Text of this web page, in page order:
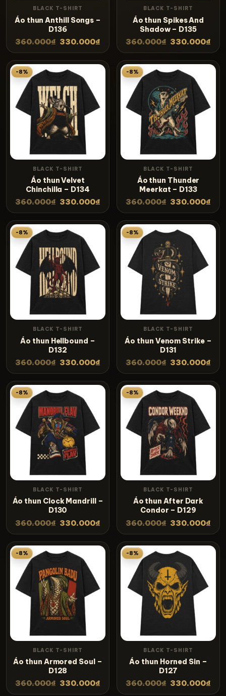
BLACK T-SHIRT
Áo thun Anthill Songs –
D136
360.000₫ 330.000₫
BLACK T-SHIRT
Áo thun Spikes And
Shadow – D135
360.000₫ 330.000₫
-8%
BLACK T-SHIRT
Áo thun Velvet
Chinchilla – D134
360.000₫ 330.000₫
-8%
BLACK T-SHIRT
Áo thun Thunder
Meerkat – D133
360.000₫ 330.000₫
-8%
BLACK T-SHIRT
Áo thun Hellbound –
D132
360.000₫ 330.000₫
-8%
BLACK T-SHIRT
Áo thun Venom Strike –
D131
360.000₫ 330.000₫
-8%
BLACK T-SHIRT
Áo thun Clock Mandrill –
D130
360.000₫ 330.000₫
-8%
BLACK T-SHIRT
Áo thun After Dark
Condor – D129
360.000₫ 330.000₫
-8%
BLACK T-SHIRT
Áo thun Armored Soul –
D128
360.000₫ 330.000₫
-8%
BLACK T-SHIRT
Áo thun Horned Sin –
D127
360.000₫ 330.000₫